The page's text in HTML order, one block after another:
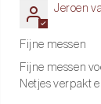
Juiste ondergrond
Snijd bij
van het lemmet
Jeroen
Fijne messen
Fijne messen
Netjes verpakt